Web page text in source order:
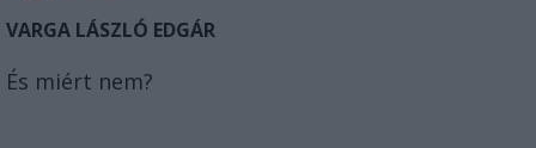
VARGA LÁSZLÓ EDGÁR
És miért nem?